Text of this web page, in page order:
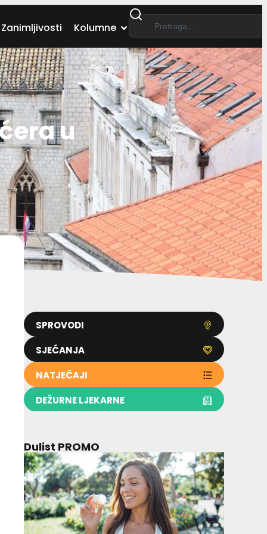
Zanimljivosti Kolumne
u
SPROVODI
SJEĆANJA
NATJEČAJI
DEŽURNE LJEKARNE
Dulist PROMO